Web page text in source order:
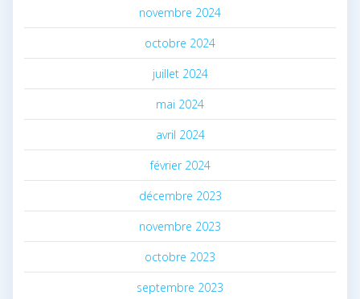
novembre 2024
octobre 2024
juillet 2024
mai 2024
avril 2024
février 2024
décembre 2023
novembre 2023
octobre 2023
septembre 2023